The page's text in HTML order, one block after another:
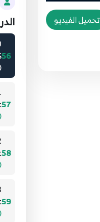
تحميل الفيديو
55
56
57
58
59